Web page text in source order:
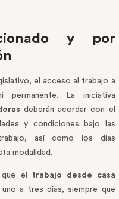
y por
el acceso al trabajo a
permanente. La iniciativa
deberán acordar con el
y condiciones bajo las
así como los días
modalidad.
que el trabajo
desde casa
a tres días, siempre que